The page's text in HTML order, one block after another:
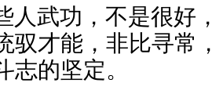
人武功，不是很好
驭才能，非比寻常
志的坚定。